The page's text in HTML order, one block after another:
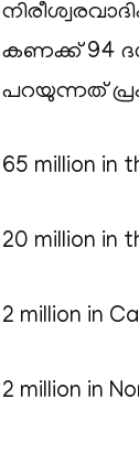
കണക്ക് 94
പറയുന്നത്
65 million in
20 million in
2 million in
2 million in